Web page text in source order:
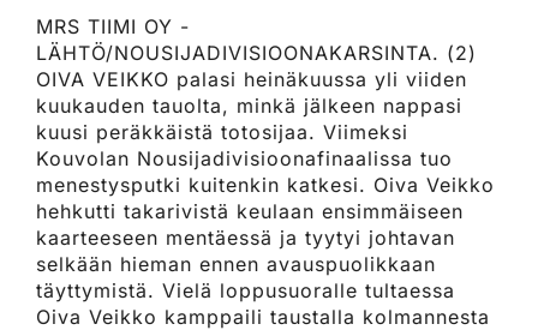
MRS TIIMI OY -
LÄHTÖ/NOUSIJADIVISIOONAKARSINTA. (2)
OIVA VEIKKO palasi heinäkuussa yli viiden
kuukauden tauolta, minkä jälkeen nappasi
kuusi peräkkäistä totosijaa. Viimeksi
Kouvolan Nousijadivisioonafinaalissa tuo
menestysputki kuitenkin katkesi. Oiva Veikko
hehkutti takarivistä keulaan ensimmäiseen
kaarteeseen mentäessä ja tyytyi johtavan
selkään hieman ennen avauspuolikkaan
täyttymistä. Vielä loppusuoralle tultaessa
Oiva Veikko kamppaili taustalla kolmannesta